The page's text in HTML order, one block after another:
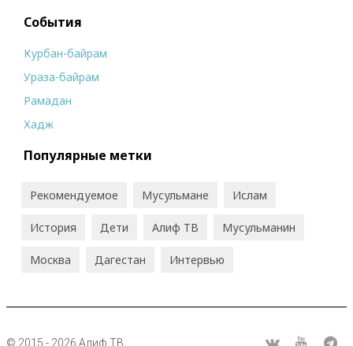
События
Курбан-байрам
Ураза-байрам
Рамадан
Хадж
Популярные метки
Рекомендуемое Мусульмане Ислам
История Дети Алиф ТВ Мусульманин
Москва Дагестан Интервью
© 2015 - 2026 Алиф ТВ